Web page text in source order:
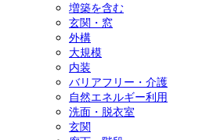
増築を含む
玄関・窓
外構
大規模
内装
バリアフリー・介護
自然エネルギー利用
洗面・脱衣室
玄関